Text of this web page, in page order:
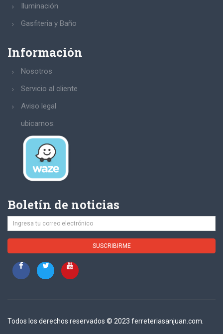
Iluminación
Gasfiteria y Baño
Información
Nosotros
Servicio al cliente
Aviso legal
ubicarnos:
Boletín de noticias
Todos los derechos reservados © 2023 ferreteriasanjuan.com.